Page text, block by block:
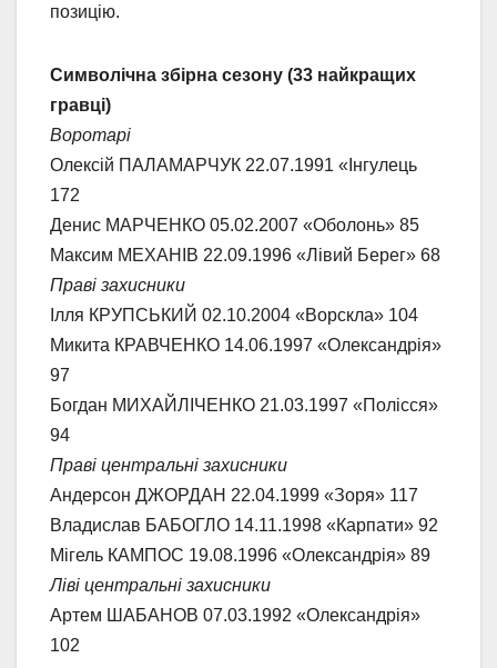
позицію.
Символічна збірна сезону (33 найкращих
гравці)
Воротарі
Олексій ПАЛАМАРЧУК 22.07.1991 «Інгулець
172
Денис МАРЧЕНКО 05.02.2007 «Оболонь» 85
Максим МЕХАНІВ 22.09.1996 «Лівий Берег» 68
Праві захисники
Ілля КРУПСЬКИЙ 02.10.2004 «Ворскла» 104
Микита КРАВЧЕНКО 14.06.1997 «Олександрія»
97
Богдан МИХАЙЛІЧЕНКО 21.03.1997 «Полісся»
94
Праві центральні захисники
Андерсон ДЖОРДАН 22.04.1999 «Зоря» 117
Владислав БАБОГЛО 14.11.1998 «Карпати» 92
Мігель КАМПОС 19.08.1996 «Олександрія» 89
Ліві центральні захисники
Артем ШАБАНОВ 07.03.1992 «Олександрія»
102